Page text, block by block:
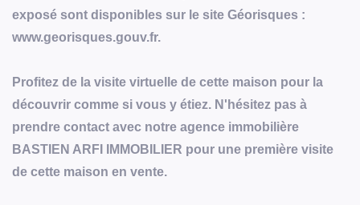
exposé sont disponibles sur le site Géorisques :
www.georisques.gouv.fr.
Profitez de la visite virtuelle de cette maison pour la
découvrir comme si vous y étiez. N'hésitez pas à
prendre contact avec notre agence immobilière
BASTIEN ARFI IMMOBILIER pour une première visite
de cette maison en vente.